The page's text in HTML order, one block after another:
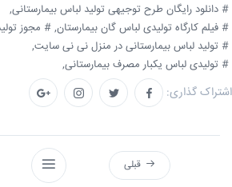
# دانلود رایگان طرح توجیهی تولید لباس بیمارستانی,
# فیلم کارگاه تولیدی لباس گان بیمارستان, # مجوز
# تولید لباس بیمارستانی در منزل نی نی سایت,
# تولیدی لباس یکبار مصرف بیمارستانی,
اشتراک گذاری:
قبلی